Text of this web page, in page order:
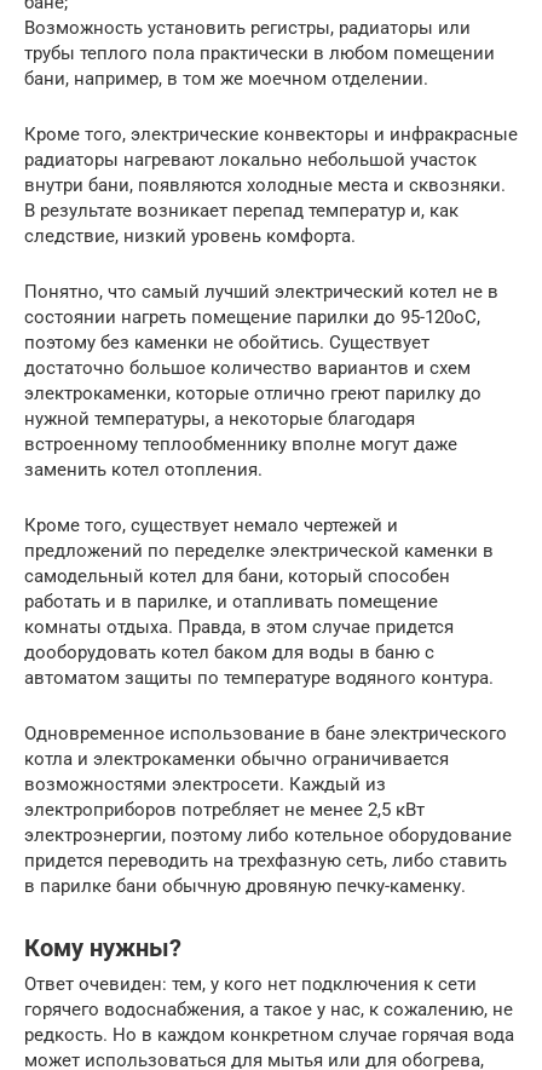
Возможность установить регистры, радиаторы или
трубы теплого пола практически в любом помещении
бани, например, в том же моечном отделении.
Кроме того, электрические конвекторы и инфракрасные
радиаторы нагревают локально небольшой участок
внутри бани, появляются холодные места и сквозняки.
В результате возникает перепад температур и, как
следствие, низкий уровень комфорта.
Понятно, что самый лучший электрический котел не в
состоянии нагреть помещение парилки до 95-120оС,
поэтому без каменки не обойтись. Существует
достаточно большое количество вариантов и схем
электрокаменки, которые отлично греют парилку до
нужной температуры, а некоторые благодаря
встроенному теплообменнику вполне могут даже
заменить котел отопления.
Кроме того, существует немало чертежей и
предложений по переделке электрической каменки в
самодельный котел для бани, который способен
работать и в парилке, и отапливать помещение
комнаты отдыха. Правда, в этом случае придется
дооборудовать котел баком для воды в баню с
автоматом защиты по температуре водяного контура.
Одновременное использование в бане электрического
котла и электрокаменки обычно ограничивается
возможностями электросети. Каждый из
электроприборов потребляет не менее 2,5 кВт
электроэнергии, поэтому либо котельное оборудование
придется переводить на трехфазную сеть, либо ставить
в парилке бани обычную дровяную печку-каменку.
Кому нужны?
Ответ очевиден: тем, у кого нет подключения к сети
горячего водоснабжения, а такое у нас, к сожалению, не
редкость. Но в каждом конкретном случае горячая вода
может использоваться для мытья или для обогрева,